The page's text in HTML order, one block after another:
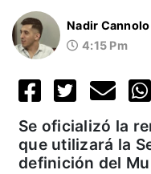
Nadir Cannolo
4:15 Pm
Se oficializó la
que utilizará la
definición del